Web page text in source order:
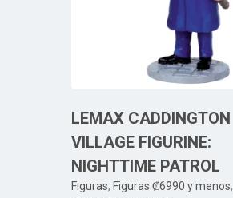
LEMAX CADDINGTON
VILLAGE FIGURINE:
NIGHTTIME PATROL
Figuras, Figuras ₡6990 y menos,